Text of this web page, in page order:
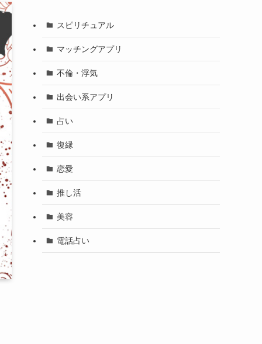
スピリチュアル
マッチングアプリ
不倫・浮気
出会い系アプリ
占い
復縁
恋愛
推し活
美容
電話占い